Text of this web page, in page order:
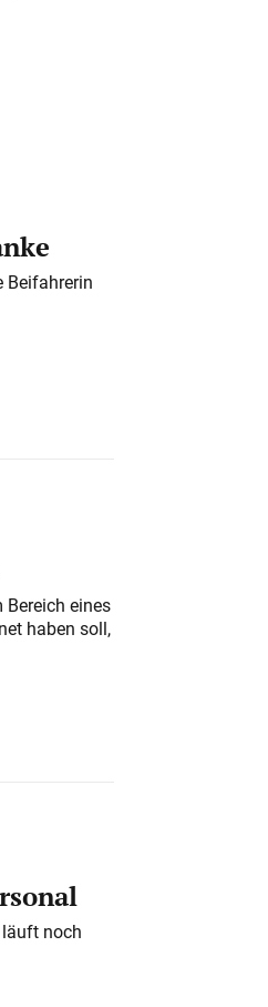
Beifahrerin
eines
haben soll,
noch